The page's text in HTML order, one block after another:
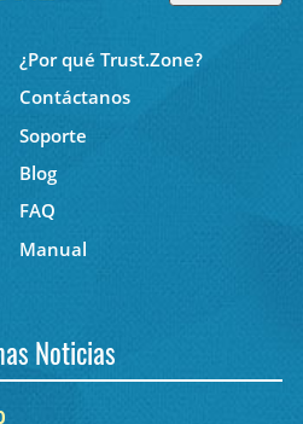
¿Por qué Trust.Zone?
Contáctanos
Soporte
Blog
FAQ
Manual
Noticias